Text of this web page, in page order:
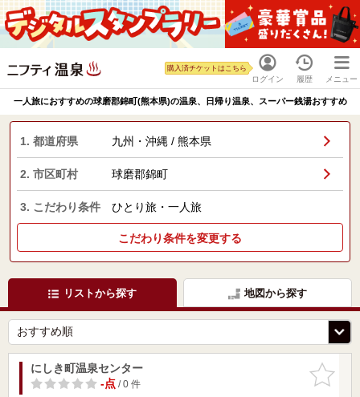
ログイン
購入済チケットはこちら
履歴 メニュー
一人旅におすすめの球磨郡錦町(熊本県)の温泉、日帰り温泉、スーパー銭湯おすすめ
1. 都道府県 九州・沖縄 / 熊本県
2. 市区町村 球磨郡錦町
3. こだわり条件 ひとり旅・一人旅
こだわり条件を変更する
リストから探す 地図から探す
お気に入
りに追加
にしき町温泉センター
-点/ 0 件